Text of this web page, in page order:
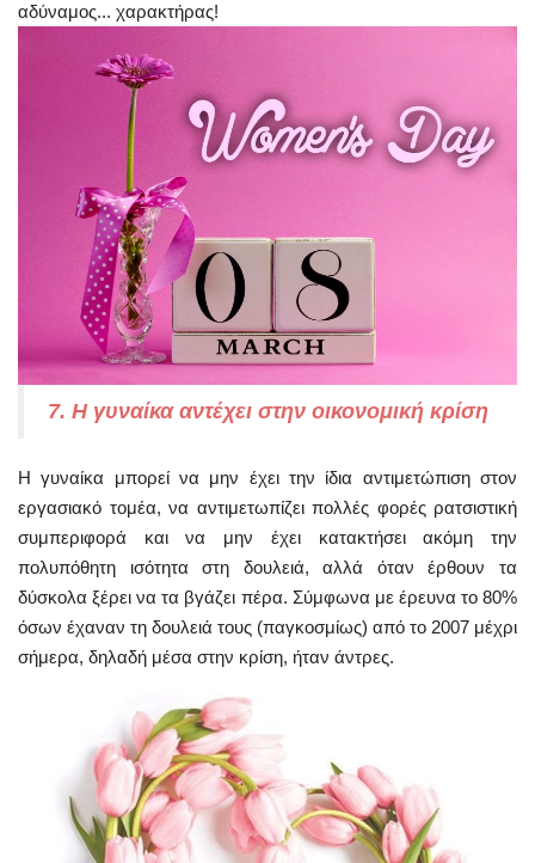
αδύναμος... χαρακτήρας!
7. Η γυναίκα αντέχει στην οικονομική κρίση
Η γυναίκα μπορεί να μην έχει την ίδια αντιμετώπιση στον
εργασιακό τομέα, να αντιμετωπίζει πολλές φορές ρατσιστική
συμπεριφορά και να μην έχει κατακτήσει ακόμη την
πολυπόθητη ισότητα στη δουλειά, αλλά όταν έρθουν τα
δύσκολα ξέρει να τα βγάζει πέρα. Σύμφωνα με έρευνα το 80%
όσων έχαναν τη δουλειά τους (παγκοσμίως) από το 2007 μέχρι
σήμερα, δηλαδή μέσα στην κρίση, ήταν άντρες.